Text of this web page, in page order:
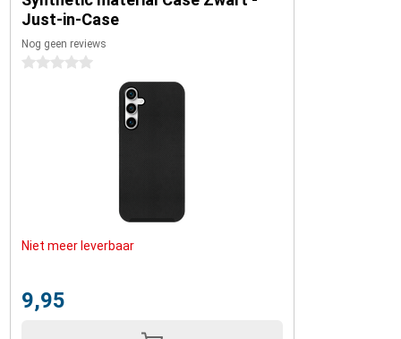
Just-in-Case
Nog geen reviews
0 sterren
Niet meer leverbaar
9,95